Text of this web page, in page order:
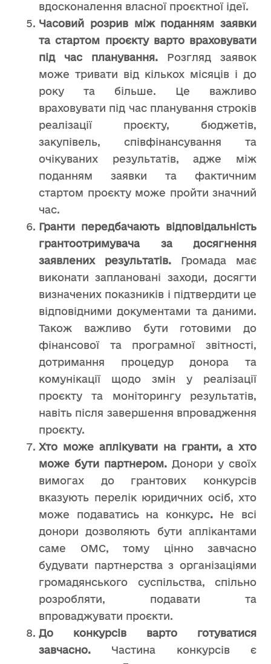
вдосконалення власної проєктної ідеї.
Часовий розрив між поданням заявки
та стартом проєкту варто враховувати
під час планування. Розгляд заявок
може тривати від кількох місяців і до
року та більше. Це важливо
враховувати під час планування строків
реалізації проєкту, бюджетів,
закупівель, співфінансування та
очікуваних результатів, адже між
поданням заявки та фактичним
стартом проєкту може пройти значний
час.
Гранти передбачають відповідальність
грантоотримувача за досягнення
заявлених результатів. Громада має
виконати заплановані заходи, досягти
визначених показників і підтвердити це
відповідними документами та даними.
Також важливо бути готовими до
фінансової та програмної звітності,
дотримання процедур донора та
комунікації щодо змін у реалізації
проєкту та моніторингу результатів,
навіть після завершення впровадження
проєкту.
Хто може аплікувати на гранти, а хто
може бути партнером. Донори у своїх
вимогах до грантових конкурсів
вказують перелік юридичних осіб, хто
може подаватись на конкурс. Не всі
донори дозволяють бути аплікантами
саме ОМС, тому цінно завчасно
будувати партнерства з організаціями
громадянського суспільства, спільно
розробляти, подавати та
впроваджувати проєкти.
До конкурсів варто готуватися
завчасно. Частина конкурсів є